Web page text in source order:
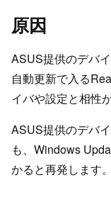
原因
ASUS提供のデバ
自動更新で入る
イバや設定と相性
ASUS提供のデバ
も、Windows
かると再発します。